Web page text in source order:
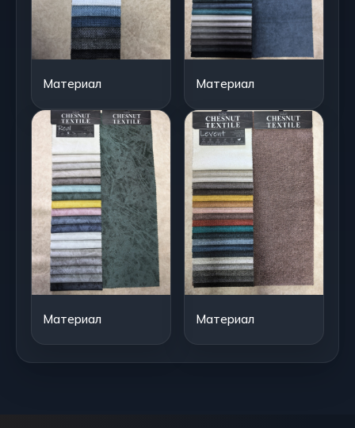
Материал Материал
Материал Материал